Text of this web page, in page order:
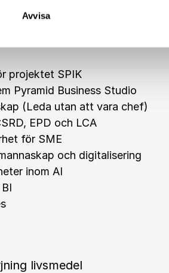
Avvisa
projektet SPIK
Pyramid Business Studio
(Leda utan att vara chef)
EPD och LCA
för SME
och digitalisering
inom AI
livsmedel